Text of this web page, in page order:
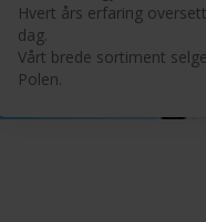
Hvert års erfaring
dag.
Vårt brede sortiment
Polen.